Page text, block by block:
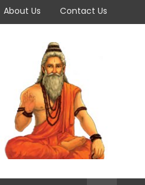
About Us Contact Us